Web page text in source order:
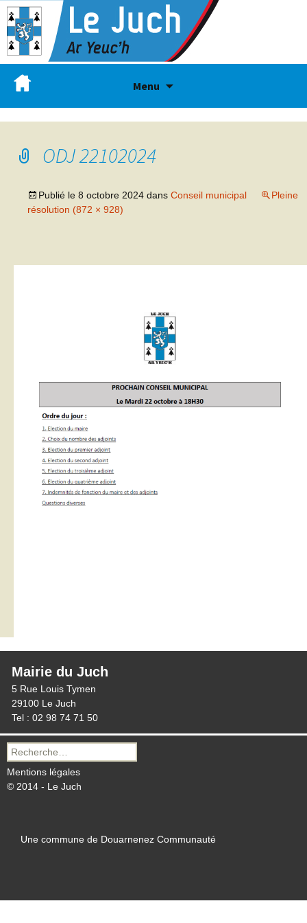
Menu
ODJ 22102024
Publié le 8 octobre 2024 dans Conseil municipal
Pleine
résolution (872 × 928)
Mairie du Juch
5 Rue Louis Tymen
29100 Le Juch
Tel : 02 98 74 71 50
Recherche
pour :
Mentions légales
© 2014 - Le Juch
Une commune de Douarnenez Communauté